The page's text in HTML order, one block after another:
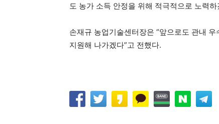
도 농가 소득 안정을 위해 적극적으로 노력하
손재규 농업기술센터장은 “앞으로도 관내
지원해 나가겠다”고 전했다.